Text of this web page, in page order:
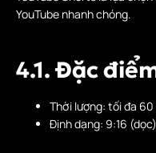
YouTube nhanh chóng.
4.1. Đặc
Thời lượng: tối đa 60
Định dạng: 9:16